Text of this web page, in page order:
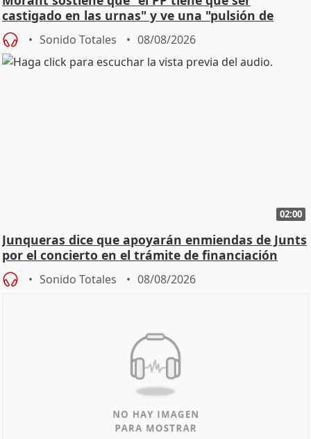
castigado en las urnas" y ve una "pulsión de
cambio"
Sonido Totales 08/08/2026
02:00
Junqueras dice que apoyarán enmiendas de Junts
por el concierto en el trámite de financiación
Sonido Totales 08/08/2026